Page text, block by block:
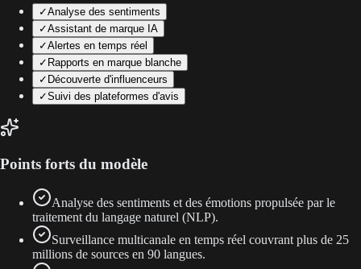
✓Analyse des sentiments
✓Assistant de marque IA
✓Alertes en temps réel
✓ Rapports en marque blanche
✓ Découverte d'influenceurs
✓Suivi des plateformes d'avis
Points forts du modèle
Analyse des sentiments et des émotions propulsée par le
traitement du langage naturel (NLP).
Surveillance multicanale en temps réel couvrant plus de 25
millions de sources en 90 langues.